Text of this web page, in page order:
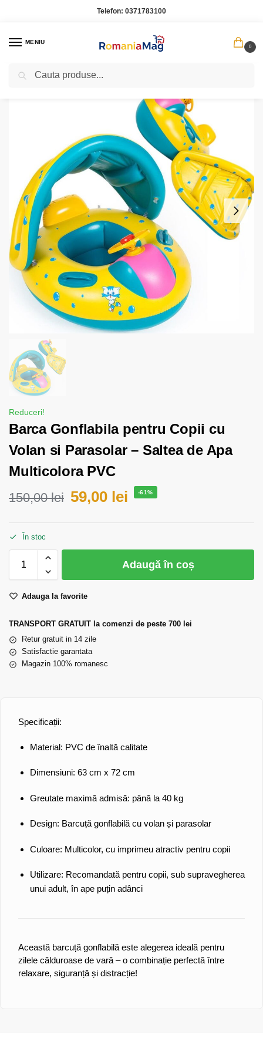
Telefon: 0371783100
MENIU
0
Prima pagină / Copii / Barca Gonflabila pentru Copii cu Volan si Parasolar – Saltea de Apa Multicolora PVC
Reduceri!
Barca Gonflabila pentru Copii cu
Volan si Parasolar – Saltea de Apa
Multicolora PVC
150,00lei 59,00 lei -61%
În stoc
Adaugă în coș
Adauga la favorite
TRANSPORT GRATUIT la comenzi de peste 700 lei
Retur gratuit in 14 zile
Satisfactie garantata
Magazin 100% romanesc
Specificații:
Material: PVC de înaltă calitate
Dimensiuni: 63 cm x 72 cm
Greutate maximă admisă: până la 40 kg
Design: Barcuță gonflabilă cu volan și parasolar
Culoare: Multicolor, cu imprimeu atractiv pentru copii
Utilizare: Recomandată pentru copii, sub supravegherea
unui adult, în ape puțin adânci
Această barcuță gonflabilă este alegerea ideală pentru
zilele călduroase de vară – o combinație perfectă între
relaxare, siguranță și distracție!